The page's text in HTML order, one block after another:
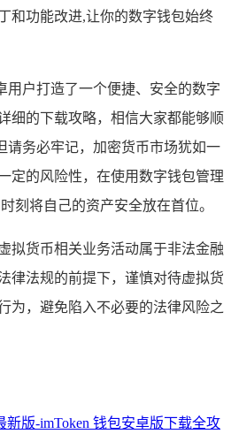
和功能改进,让你的数字钱包始终
用户打造了一个便捷、安全的数字
细的下载攻略，相信大家都能够顺
请务必牢记，加密货币市场犹如一
定的风险性，在使用数字钱包管理
刻将自己的资产安全放在首位。
拟货币相关业务活动属于非法金融
律法规的前提下，谨慎对待虚拟货
为，避免陷入不必要的法律风险之
新版-imToken 钱包安卓版下载全攻